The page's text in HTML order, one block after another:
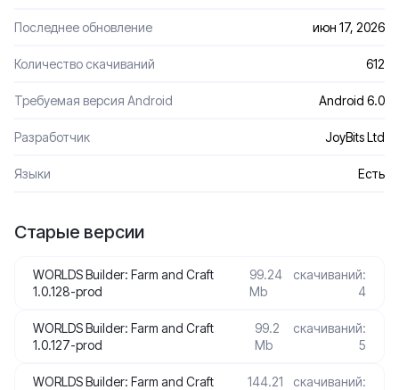
Последнее обновление июн 17, 2026
Количество скачиваний 612
Требуемая версия Android Android 6.0
Разработчик JoyBits Ltd
Языки Есть
Старые версии
WORLDS Builder: Farm and Craft
1.0.128-prod
99.24
Mb
скачиваний:
4
WORLDS Builder: Farm and Craft
1.0.127-prod
99.2
Mb
скачиваний:
5
WORLDS Builder: Farm and Craft
144.21
скачиваний: